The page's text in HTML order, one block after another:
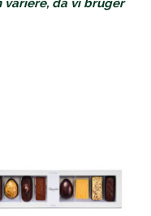
variere, da vi bruger